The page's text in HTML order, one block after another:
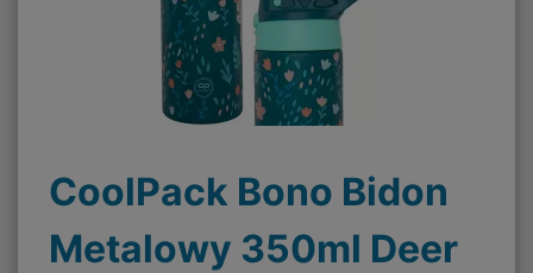
CoolPack Bono Bidon
Metalowy 350ml Deer